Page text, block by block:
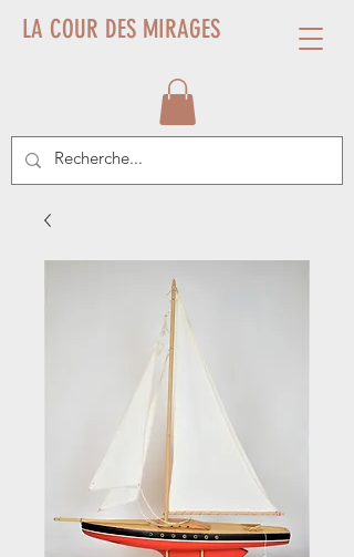
LA COUR DES MIRAGES